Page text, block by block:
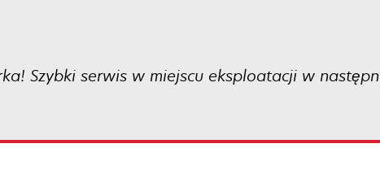
Szybki serwis w miejscu eksploatacji w